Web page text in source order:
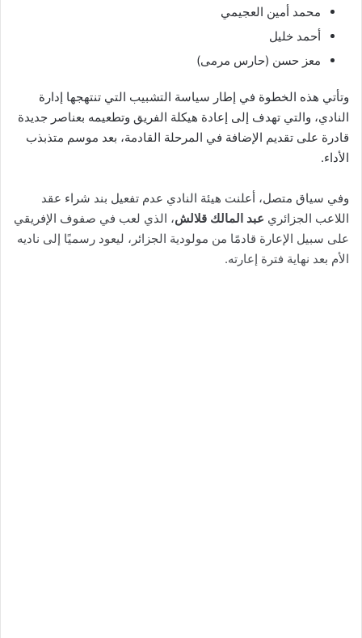
محمد أمين العجيمي
أحمد خليل
معز حسن (حارس مرمى)
وتأتي هذه الخطوة في إطار سياسة التشبيب التي تنتهجها إدارة
النادي، والتي تهدف إلى إعادة هيكلة الفريق وتطعيمه بعناصر جديدة
قادرة على تقديم الإضافة في المرحلة القادمة، بعد موسم متذبذب
الأداء.
وفي سياق متصل، أعلنت هيئة النادي عدم تفعيل بند شراء عقد
اللاعب الجزائري عبد المالك قلالش، الذي لعب في صفوف الإفريقي
على سبيل الإعارة قادمًا من مولودية الجزائر، ليعود رسميًا إلى ناديه
الأم بعد نهاية فترة إعارته.